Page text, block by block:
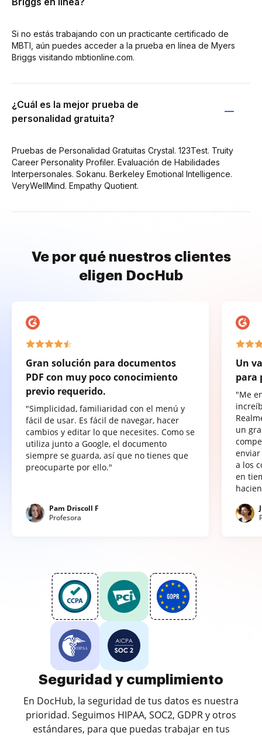
Si no estás trabajando con un practicante certificado de
MBTI, aún puedes acceder a la prueba en línea de Myers
Briggs visitando mbtionline.com.
¿Cuál es la mejor prueba de
personalidad gratuita?
Pruebas de Personalidad Gratuitas Crystal. 123Test. Truity
Career Personality Profiler. Evaluación de Habilidades
Interpersonales. Sokanu. Berkeley Emotional Intelligence.
VeryWellMind. Empathy Quotient.
Ve por qué nuestros clientes
eligen DocHub
Gran solución para documentos
PDF con muy poco conocimiento
previo requerido.
"Simplicidad, familiaridad con el menú y
fácil de usar. Es fácil de navegar, hacer
cambios y editar lo que necesites. Como se
utiliza junto a Google, el documento
siempre se guarda, así que no tienes que
preocuparte por ello."
Pam Driscoll F
Profesora
Un
para
"Me
un
a los
en
Seguridad y cumplimiento
En DocHub, la seguridad de tus datos es nuestra
prioridad. Seguimos HIPAA, SOC2, GDPR y otros
estándares, para que puedas trabajar en tus